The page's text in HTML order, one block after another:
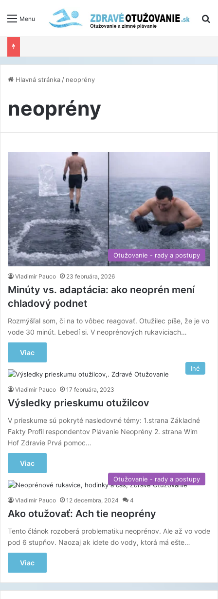
Menu
Hlavná stránka / neoprény
neoprény
Otužovanie - rady a postupy
Vladimir Pauco 23 februára, 2026
Minúty vs. adaptácia: ako neoprén mení
chladový podnet
Rozmýšľal som, či na to vôbec reagovať. Otužilec píše, že je vo
vode 30 minút. Lebedí si. V neoprénových rukaviciach…
Viac
Iné
Vladimir Pauco 17 februára, 2023
Výsledky prieskumu otužilcov
V prieskume sú pokryté nasledovné témy: 1.strana Základné
Fakty Profil respondentov Plávanie Neoprény 2. strana Wim
Hof Zdravie Prvá pomoc…
Viac
Otužovanie - rady a postupy
Vladimir Pauco 12 decembra, 2024 4
Ako otužovať: Ach tie neoprény
Tento článok rozoberá problematiku neoprénov. Ale až vo vode
pod 6 stupňov. Naozaj ak idete do vody, ktorá má ešte…
Viac